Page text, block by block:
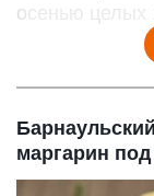
осенью целых
маргарин